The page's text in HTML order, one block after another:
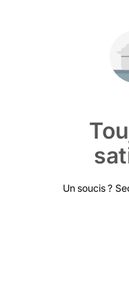
Un soucis ?